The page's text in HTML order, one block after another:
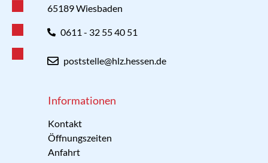
65189 Wiesbaden
0611 - 32 55 40 51
poststelle@hlz.hessen.de
Informationen
Kontakt
Öffnungszeiten
Anfahrt